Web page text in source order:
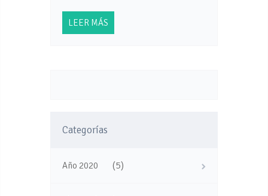
LEER MÁS
Categorías
Año 2020 (5)